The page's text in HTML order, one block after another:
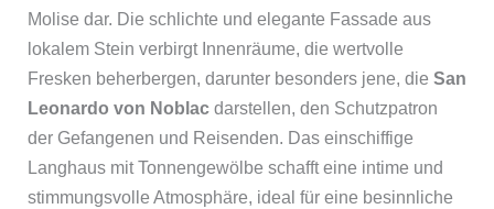
Molise dar. Die schlichte und elegante Fassade aus
lokalem Stein verbirgt Innenräume, die wertvolle
Fresken beherbergen, darunter besonders jene, die San
Leonardo von Noblacdarstellen, den Schutzpatron
der Gefangenen und Reisenden. Das einschiffige
Langhaus mit Tonnengewölbe schafft eine intime und
stimmungsvolle Atmosphäre, ideal für eine besinnliche